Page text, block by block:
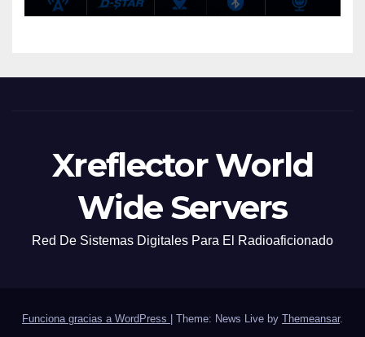
Xreflector World
Wide Servers
Red De Sistemas Digitales Para El Radioaficionado
Funciona gracias a WordPress | Theme: News Live by Themeansar.